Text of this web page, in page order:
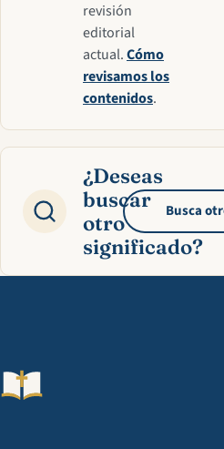
revisión
editorial
actual.Cómo
revisamos los
contenidos.
¿Deseas
buscar
otro
significado?
Busca